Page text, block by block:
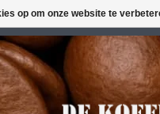
VOLGENDE WERKDAG !!!
op om onze website te